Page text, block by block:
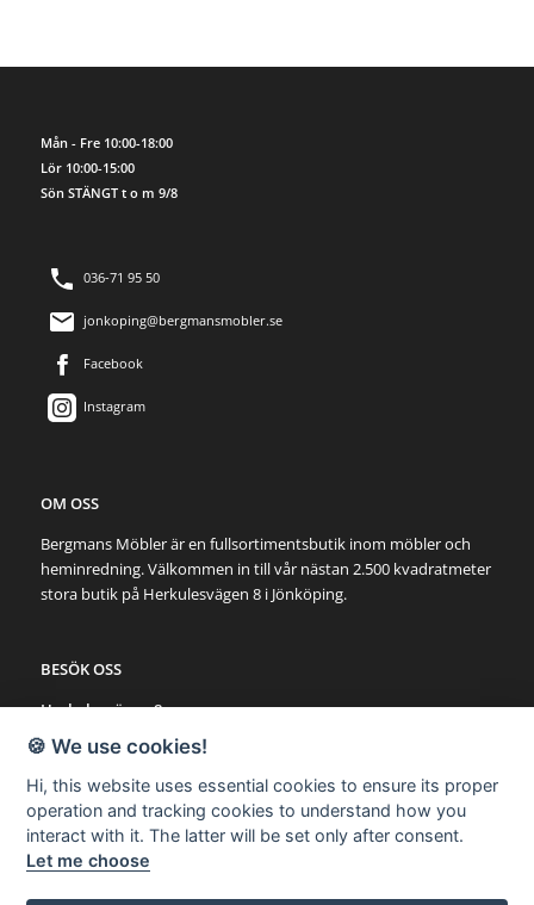
Mån - Fre 10:00-18:00
Lör 10:00-15:00
Sön STÄNGT t o m 9/8
036-71 95 50
jonkoping@bergmansmobler.se
Facebook
Instagram
OM OSS
Bergmans Möbler är en fullsortimentsbutik inom möbler och
heminredning. Välkommen in till vår nästan 2.500 kvadratmeter
stora butik på Herkulesvägen 8 i Jönköping.
BESÖK OSS
Herkulesvägen 8
553 03 Jönköping
Karta via Google Maps
SNABBLÄNKAR
Möbler
🍪 We use cookies!
Hi, this website uses essential cookies to ensure its proper
operation and tracking cookies to understand how you
interact with it. The latter will be set only after consent.
Let me choose